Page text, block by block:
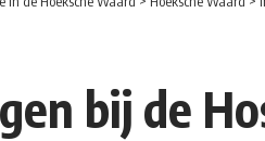
bij de